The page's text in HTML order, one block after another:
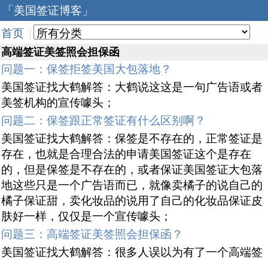
「美国签证博客」
首页
高端签证美签照会担保函
问题一：保签拒签美国大包落地？
美国签证找大鹤解答：大鹤说这这是一句广告语或者
美签机构的宣传噱头；
问题二：保签跟正常签证有什么区别啊？
美国签证找大鹤解答：保签是不存在的，正常签证是
存在，也就是合理合法的申请美国签证这个是存在
的，但是保签是不存在的，或者保证美国签证大包落
地这些只是一个广告语而已，就像卖橘子的说自己的
橘子保证甜，卖化妆品的说用了自己的化妆品保证皮
肤好一样，仅仅是一个宣传噱头；
问题三：高端签证美签照会担保函？
美国签证找大鹤解答：很多人误以为有了一个高端签